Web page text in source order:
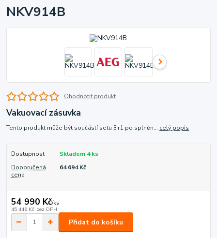
NKV914B
Ohodnotit produkt
Vakuovací zásuvka
Tento produkt může být součástí setu 3+1 po splněn... celý popis
Dostupnost
Skladem 4 ks
Doporučená
cena
64 694 Kč
54 990 Kč/ks
45 446 Kč bez DPH
Přidat do košíku